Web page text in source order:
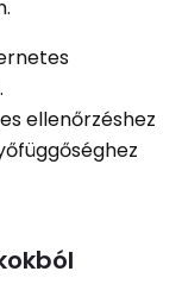
ellenőrzéshez